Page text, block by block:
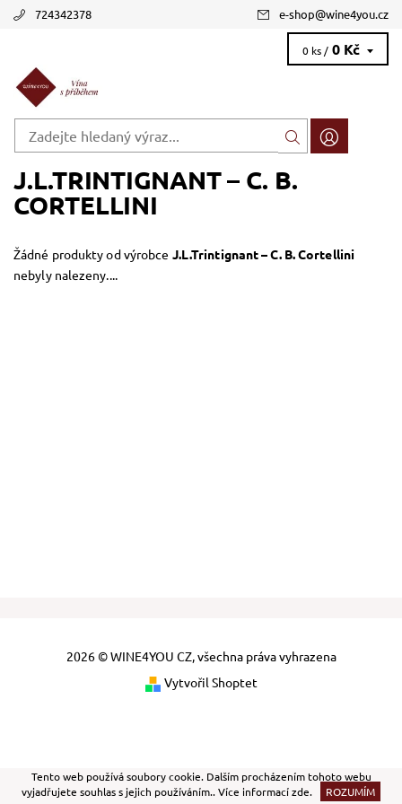
724342378 e-shop@wine4you.cz
0 ks / 0 Kč
J.L.TRINTIGNANT – C. B.
CORTELLINI
Žádné produkty od výrobce J.L.Trintignant – C. B. Cortellini
nebyly nalezeny....
2026 © WINE4YOU CZ, všechna práva vyhrazena
Vytvořil Shoptet
Tento web používá soubory cookie. Dalším procházením tohoto webu
vyjadřujete souhlas s jejich používáním.. Více informacízde. ROZUMÍM